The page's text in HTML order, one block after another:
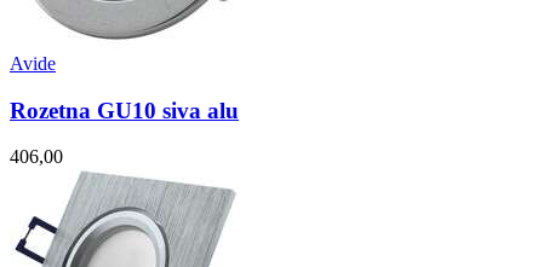
Avide
Rozetna GU10 siva alu
406,00